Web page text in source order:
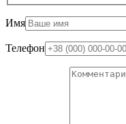
Имя
Телефон